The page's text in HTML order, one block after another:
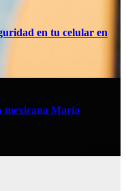
en tu celular en
mexicana María